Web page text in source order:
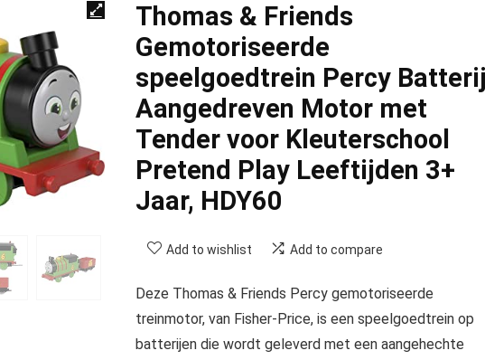
Thomas & Friends
Gemotoriseerde
speelgoedtrein Percy
Aangedreven Motor met
Tender voor Kleuterschool
Pretend Play Leeftijden 3+
Jaar, HDY60
Add to wishlist Add to compare
Deze Thomas & Friends Percy gemotoriseerde
treinmotor, van Fisher-Price, is een speelgoedtrein op
batterijen die wordt geleverd met een aangehechte